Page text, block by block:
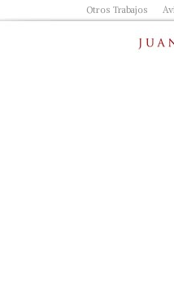
Otros Trabajos